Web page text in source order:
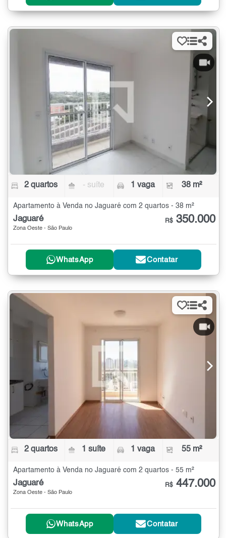
2 quartos - suíte 1 vaga 38 m²
Apartamento à Venda no Jaguaré com 2 quartos - 38 m²
Jaguaré
Zona Oeste - São Paulo
R$ 350.000
WhatsApp Contatar
2 quartos 1 suíte 1 vaga 55 m²
Apartamento à Venda no Jaguaré com 2 quartos - 55 m²
Jaguaré
Zona Oeste - São Paulo
R$ 447.000
WhatsApp Contatar